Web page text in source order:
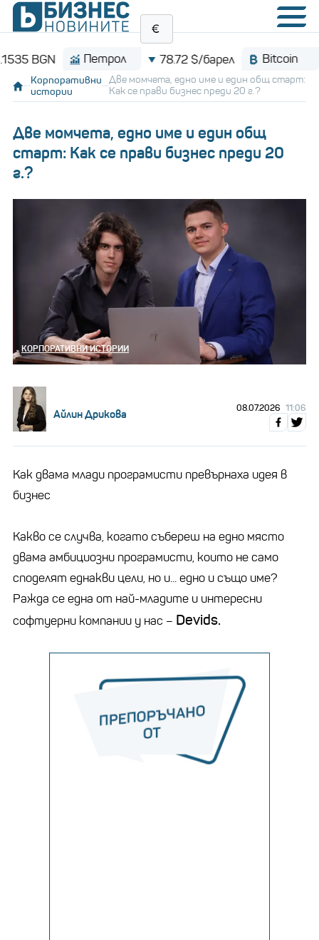
Петрол 78.72 $/барел Bitcoin
Корпоративни
истории
Две момчета, едно име и един общ старт:
Как се прави бизнес преди 20 г.?
Две момчета, едно име и един общ
старт: Как се прави бизнес преди 20
г.?
КОРПОРАТИВНИ ИСТОРИИ
Айлин Дрикова 08.07.2026 11:06
Как двама млади програмисти превърнаха идея в
бизнес
Какво се случва, когато събереш на едно място
двама амбициозни програмисти, които не само
споделят еднакви цели, но и... едно и също име?
Ражда се една от най-младите и интересни
софтуерни компании у нас – Devids.